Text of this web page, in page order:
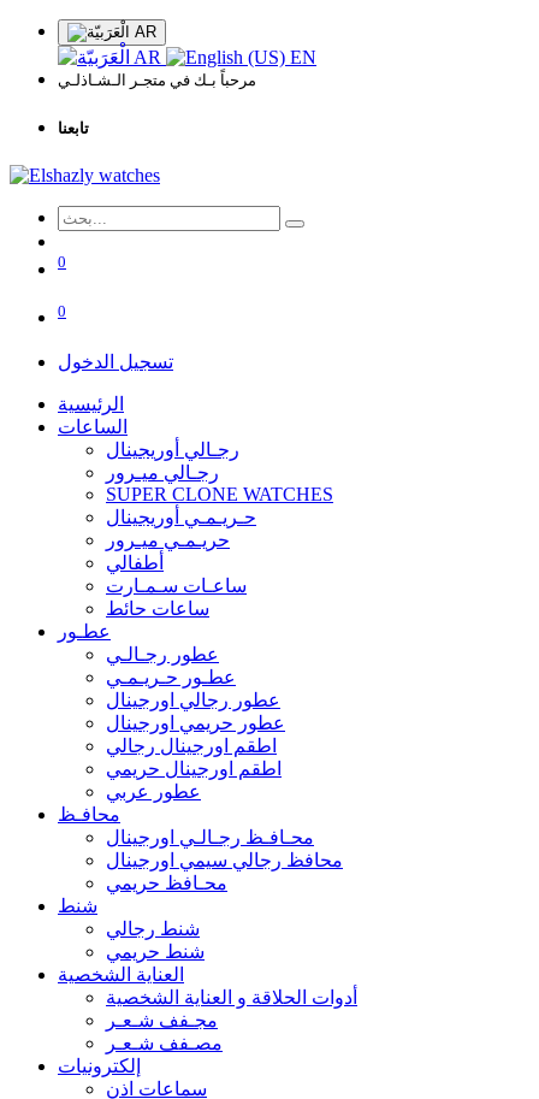
AR
AR EN
مرحباً بـك في متجـر الـشـاذلـي
تابعنا
0
0
تسجيل الدخول
الرئيسية
الساعات
رجـالي أوريجينال
رجـالي ميـرور
SUPER CLONE WATCHES
حـريـمـي أوريجينال
حريـمـي ميـرور
أطفالي
ساعـات سـمـارت
ساعات حائط
عطـور
عطور رجـالـي
عطـور حـريـمـي
عطور رجالي اورجينال
عطور حريمي اورجينال
اطقم اورجينال رجالي
اطقم اورجينال حريمي
عطور عربي
محافـظ
محـافـظ رجـالـي اورجينال
محافظ رجالي سيمي اورجينال
محـافظ حريمي
شنط
شنط رجالي
شنط حريمي
العناية الشخصية
أدوات الحلاقة و العناية الشخصية
مجـفف شـعـر
مصـفف شـعـر
إلكترونيات
سماعات اذن